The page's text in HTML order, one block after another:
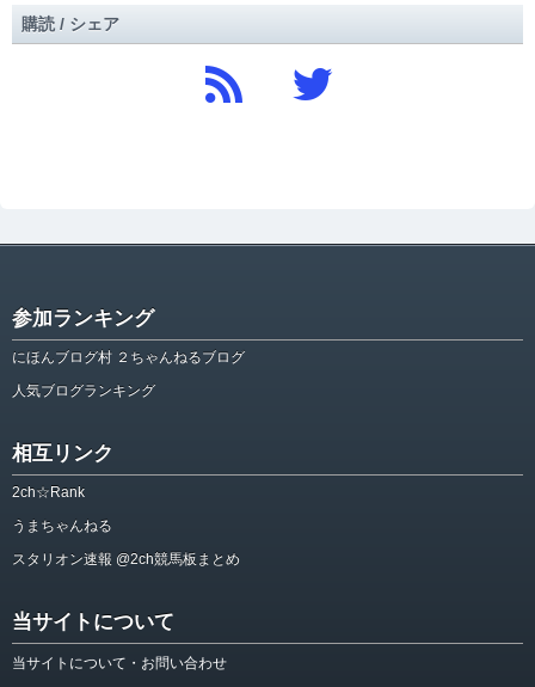
購読 / シェア
参加ランキング
にほんブログ村 ２ちゃんねるブログ
人気ブログランキング
相互リンク
2ch☆Rank
うまちゃんねる
スタリオン速報 @2ch競馬板まとめ
当サイトについて
当サイトについて・お問い合わせ